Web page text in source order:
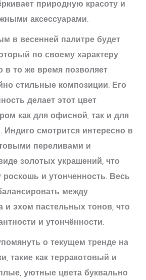
природную красоту и
аксессуарами.
в весенней палитре будет
по своему характеру
в то же время позволяет
стильные композиции. Его
делает этот цвет
как для офисной, так и для
Индиго смотрится интересно в
переливами и
золотых украшений, что
роскошь и утонченность. Весь
между
и эхом пастельных тонов, что
и утончённости.
о текущем тренде на
, такие как терракотовый и
уютные цвета буквально